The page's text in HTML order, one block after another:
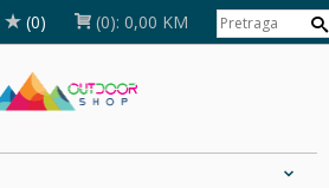
(0) (0): 0,00 KM